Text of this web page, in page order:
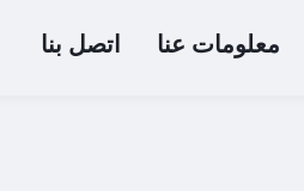
معلومات عنا اتصل بنا